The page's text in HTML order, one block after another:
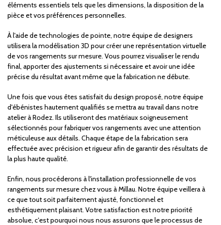
éléments essentiels tels que les dimensions, la disposition de la
pièce et vos préférences personnelles.
À l'aide de technologies de pointe, notre équipe de designers
utilisera la modélisation 3D pour créer une représentation virtuelle
de vos rangements sur mesure. Vous pourrez visualiser le rendu
final, apporter des ajustements si nécessaire et avoir une idée
précise du résultat avant même que la fabrication ne débute.
Une fois que vous êtes satisfait du design proposé, notre équipe
d'ébénistes hautement qualifiés se mettra au travail dans notre
atelier à Rodez. Ils utiliseront des matériaux soigneusement
sélectionnés pour fabriquer vos rangements avec une attention
méticuleuse aux détails. Chaque étape de la fabrication sera
effectuée avec précision et rigueur afin de garantir des résultats de
la plus haute qualité.
Enfin, nous procéderons à l'installation professionnelle de vos
rangements sur mesure chez vous à Millau. Notre équipe veillera à
ce que tout soit parfaitement ajusté, fonctionnel et
esthétiquement plaisant. Votre satisfaction est notre priorité
absolue, c'est pourquoi nous nous assurons que le processus de